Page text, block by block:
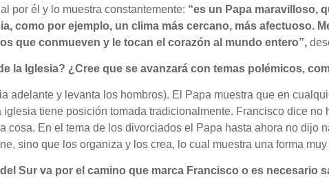
por él y lo muestra constantemente: “es un Papa maravilloso,
como por ejemplo, un clima más cercano, más afectuoso.
que conmueven y le tocan el corazón al mundo entero”,
la Iglesia? ¿Cree que se avanzará con temas polémicos,
adelante y levanta los hombros). El Papa muestra que en
tiene posición tomada tradicionalmente. Francisco dice no
cosa. En el tema de los divorciados el Papa hasta ahora no dijo
sino que los organiza y los crea, lo cual muestra una forma
Sur va por el camino que marca Francisco o es necesario